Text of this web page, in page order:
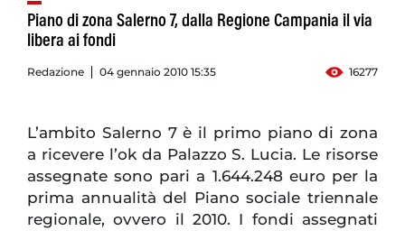
Piano di zona Salerno 7, dalla Regione Campania il via
libera ai fondi
Redazione 04 gennaio 2010 15:35 16277
L’ambito Salerno 7 è il primo piano di zona
a ricevere l’ok da Palazzo S. Lucia. Le risorse
assegnate sono pari a 1.644.248 euro per la
prima annualità del Piano sociale triennale
regionale, ovvero il 2010. I fondi assegnati